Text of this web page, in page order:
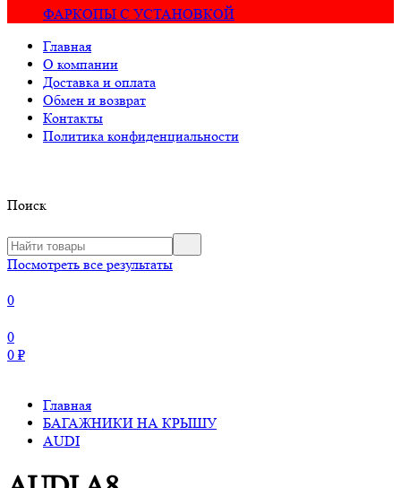
ФАРКОПЫ С УСТАНОВКОЙ
Главная
О компании
Доставка и оплата
Обмен и возврат
Контакты
Политика конфиденциальности
Поиск
Посмотреть все результаты
0
0
0 ₽
Главная
БАГАЖНИКИ НА КРЫШУ
AUDI